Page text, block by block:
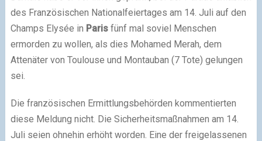
des Französischen Nationalfeiertages am 14. Juli auf den
Champs Elysée in Parisfünf mal soviel Menschen
ermorden zu wollen, als dies Mohamed Merah, dem
Attenäter von Toulouse und Montauban (7 Tote) gelungen
sei.
Die französischen Ermittlungsbehörden kommentierten
diese Meldung nicht. Die Sicherheitsmaßnahmen am 14.
Juli seien ohnehin erhöht worden. Eine der freigelassenen